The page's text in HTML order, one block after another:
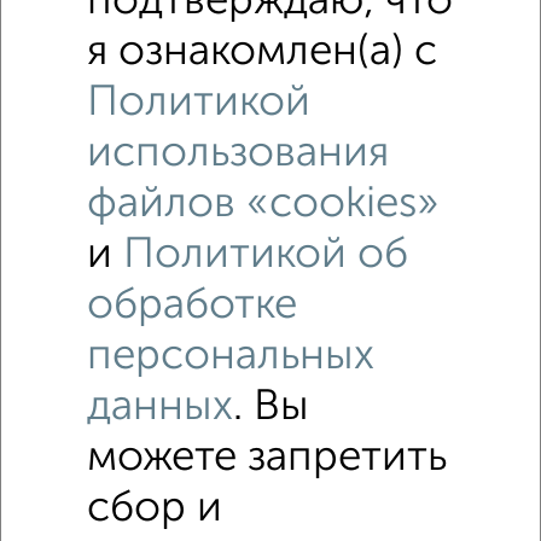
Коттедж 900м², 3-этажный, на длительный срок, в
черте города
₽ в месяц
Собственник, 08.08.2026
я ознакомлен(а) с
Политикой
использования
файлов «cookies»
и
Политикой об
обработке
персональных
данных. Вы
можете запретить
сбор и